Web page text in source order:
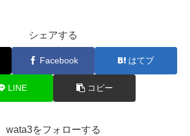
シェアする
Facebook はてブ
LINE コピー
wata3をフォローする